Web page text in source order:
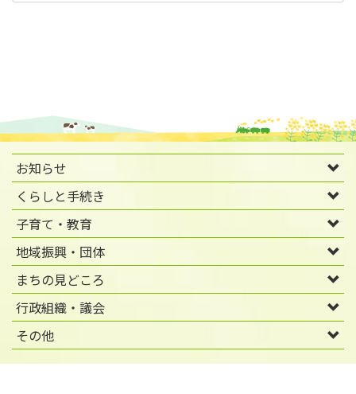
お知らせ
くらしと手続き
子育て・教育
地域振興・団体
まちの見どころ
行政組織・議会
その他